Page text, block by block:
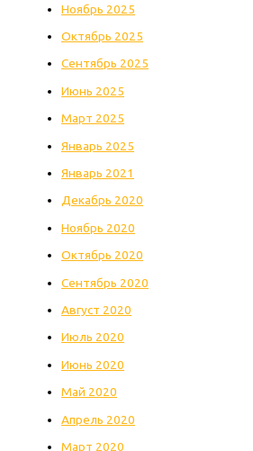
Ноябрь 2025
Октябрь 2025
Сентябрь 2025
Июнь 2025
Март 2025
Январь 2025
Январь 2021
Декабрь 2020
Ноябрь 2020
Октябрь 2020
Сентябрь 2020
Август 2020
Июль 2020
Июнь 2020
Май 2020
Апрель 2020
Март 2020